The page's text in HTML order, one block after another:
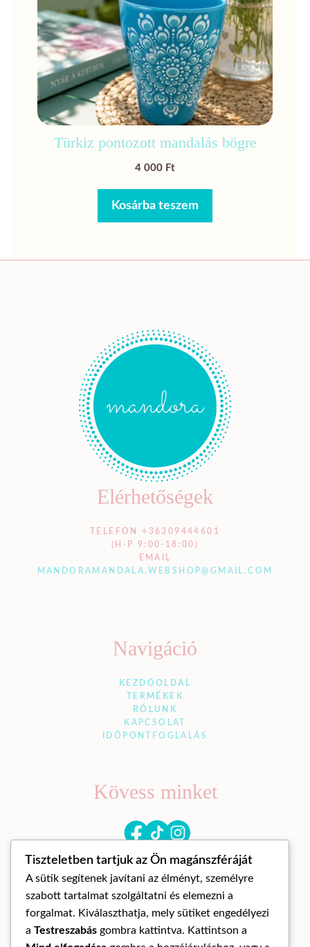
Türkiz pontozott mandalás bögre
4 000 Ft
Kosárba teszem
Elérhetőségek
TELEFON +36309444601
(H-P 9:00-18:00)
EMAIL
MANDORAMANDALA.WEBSHOP@GMAIL.COM
Navigáció
KEZDŐOLDAL
TERMÉKEK
RÓLUNK
KAPCSOLAT
IDŐPONTFOGLALÁS
Kövess minket
© Mandora mandala 2026
Tiszteletben tartjuk az Ön magánszféráját
A sütik segítenek javítani az élményt, személyre
szabott tartalmat szolgáltatni és elemezni a
forgalmat. Kiválaszthatja, mely sütiket engedélyezi
a Testreszabás gombra kattintva. Kattintson a